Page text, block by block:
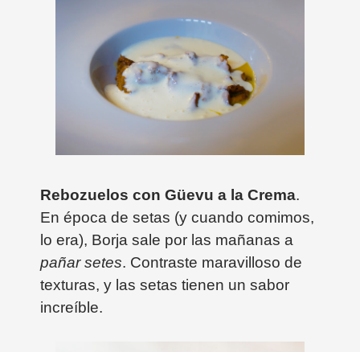
Rebozuelos con Güevu a la Crema.
En época de setas (y cuando comimos,
lo era), Borja sale por las mañanas a
pañar setes. Contraste maravilloso de
texturas, y las setas tienen un sabor
increíble.